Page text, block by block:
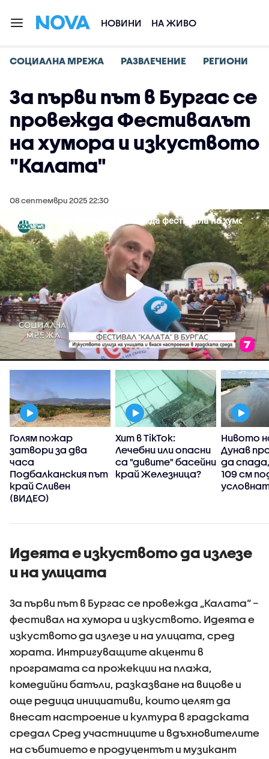
НОВИНИ НА ЖИВО
СОЦИАЛНА МРЕЖА РАЗВЛЕЧЕНИЕ РЕГИОНИ
За първи път в Бургас се
провежда Фестивалът
на хумора и изкуството
"Калата"
08 септември 2025 22:30
Голям пожар
затвори за два
часа
Подбалканския път
край Сливен
(ВИДЕО)
Хит в TikTok:
Лечебни или опасни
са "дивите" басейни
край Железница?
Нивото
Дунав
да
109 см
Идеята е изкуството да излезе
и на улицата
За първи път в Бургас се провежда „Калата“ –
фестивал на хумора и изкуството. Идеята е
изкуството да излезе и на улицата, сред
хората. Интригуващите акценти в
програмата са прожекции на плажа,
комедийни батъли, разказване на вицове и
още редица инициативи, които целят да
внесат настроение и култура в градската
средал Сред участниците и вдъхновителите
на събитието е продуцентът и музикант